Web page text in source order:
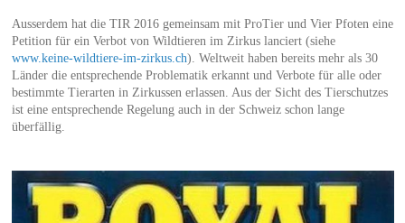
Ausserdem hat die TIR 2016 gemeinsam mit ProTier und Vier Pfoten eine
Petition für ein Verbot von Wildtieren im Zirkus lanciert (siehe
www.keine-wildtiere-im-zirkus.ch). Weltweit haben bereits mehr als 30
Länder die entsprechende Problematik erkannt und Verbote für alle oder
bestimmte Tierarten in Zirkussen erlassen. Aus der Sicht des Tierschutzes
ist eine entsprechende Regelung auch in der Schweiz schon lange
überfällig.